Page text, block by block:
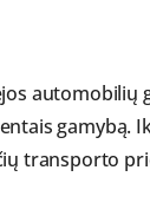
automobilių
gamybą.
transporto